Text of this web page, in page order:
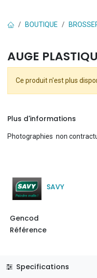
BOUTIQUE
AUGE
Ce produit n'est plus
Plus d'informations
Photographies non
SAVY
Gencod
Référence
Specifications